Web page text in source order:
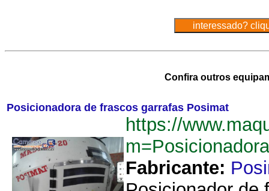
Confira outros
Posicionadora de frascos garrafas Posimat
https://
Fabricante: